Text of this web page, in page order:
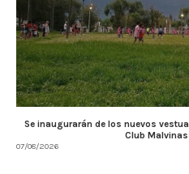
Se inaugurarán de los nuevos
Club
07/08/2026